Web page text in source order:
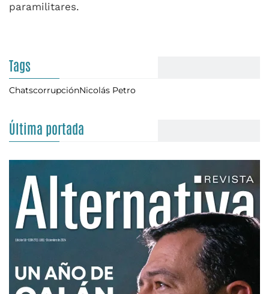
paramilitares.
Tags
ChatscorrupciónNicolás Petro
Última portada